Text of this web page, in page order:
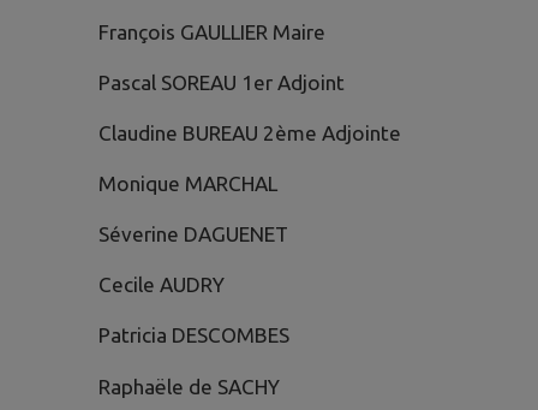
François GAULLIER Maire
Pascal SOREAU 1er Adjoint
Claudine BUREAU 2ème Adjointe
Monique MARCHAL
Séverine DAGUENET
Cecile AUDRY
Patricia DESCOMBES
Raphaële de SACHY